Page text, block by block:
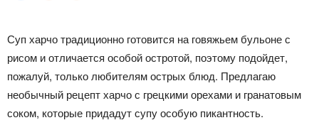
Суп харчо традиционно готовится на говяжьем бульоне с
рисом и отличается особой остротой, поэтому подойдет,
пожалуй, только любителям острых блюд. Предлагаю
необычный рецепт харчо с грецкими орехами и гранатовым
соком, которые придадут супу особую пикантность.